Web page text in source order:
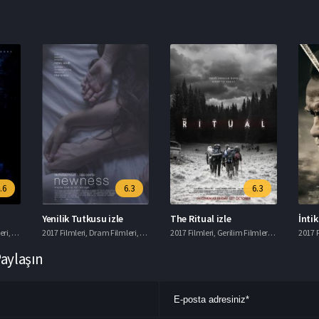
, Korku Filmleri ,Macera Filmleri
6.3
Yenilik Tutkusu izle
2017 Filmleri, Dram Filmleri, Romantik Filmler
6.3
The Ritual izle
2017 Filmleri, Gerilim Filmleri , Gizem2017